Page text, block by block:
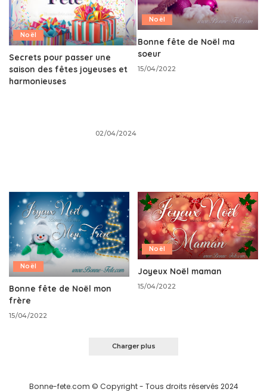
Noël
Secrets pour passer une
saison des fêtes joyeuses et
harmonieuses
02/04/2024
Noël
Bonne fête de Noël ma
soeur
15/04/2022
Noël
Bonne fête de Noël mon
frère
15/04/2022
Noël
Joyeux Noël maman
15/04/2022
Charger plus
Bonne-fete.com © Copyright - Tous droits réservés 2024